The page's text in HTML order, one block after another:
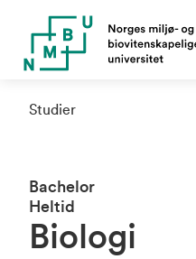
Studier
Bachelor
Heltid
Biologi